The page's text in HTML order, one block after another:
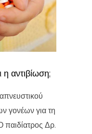
η αντιβίωση;
γονέων για τη
παιδίατρος Δρ.